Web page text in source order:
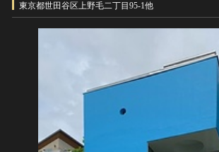
東京都世田谷区上野毛二丁目95-1他